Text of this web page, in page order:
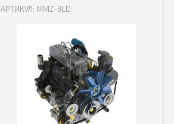
АРТИКУЛ: MMZ-3LD